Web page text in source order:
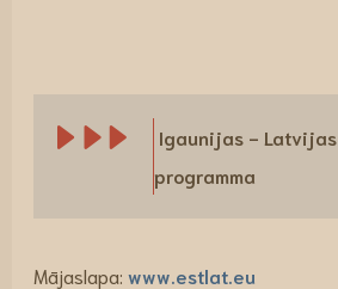
Igaunijas - Latvijas
programma
Mājaslapa: www.estlat.eu